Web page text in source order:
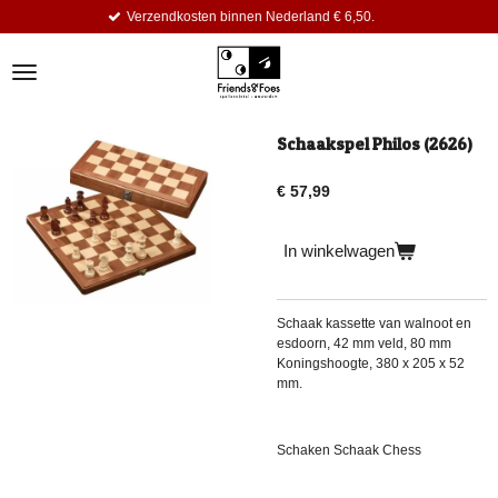
de
Verzendkosten binnen Nederland € 6,50.
Schaakspel Philos (2626)
€ 57,99
In winkelwagen
Schaak kassette van walnoot en
esdoorn, 42 mm veld, 80 mm
Koningshoogte, 380 x 205 x 52
mm.
Schaken Schaak Chess